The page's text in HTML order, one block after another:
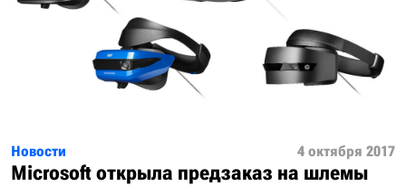
Новости 4 октября 2017
Microsoft открыла предзаказ на шлемы